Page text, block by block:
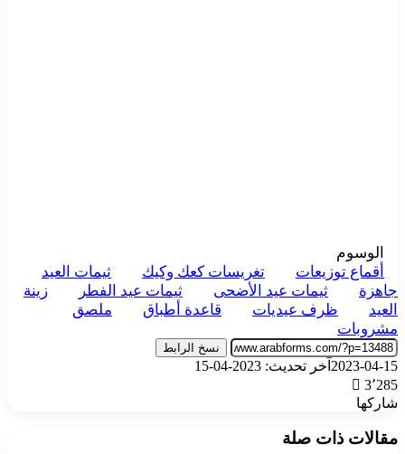
الوسوم
أقماع توزيعات
تغريسات كعك وكيك
ثيمات العيد
جاهزة
ثيمات عيد الأضحى ثيمات عيد الفطر
زينة
العيد
ظرف عيديات قاعدة أطباق
ملصق
مشروبات
نسخ الرابط
2023-04-15 آخر تحديث: 2023-04-15
3٬285
شاركها
مقالات ذات صلة